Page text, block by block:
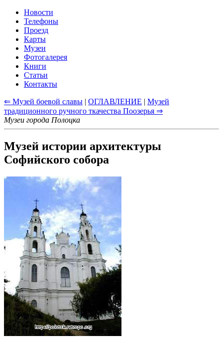
Новости
Телефоны
Проезд
Карты
Музеи
Фотогалерея
Книги
Статьи
Контакты
⇐ Музей боевой славы | ОГЛАВЛЕНИЕ | Музей
традиционного ручного ткачества Поозерья ⇒
Музеи города Полоцка
Музей истории архитектуры
Софийского собора